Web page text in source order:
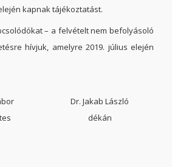
kapnak tájékoztatást.
– a felvételt nem befolyásoló
hívjuk, amelyre 2019. július elején
Dr. Jakab László
dékán